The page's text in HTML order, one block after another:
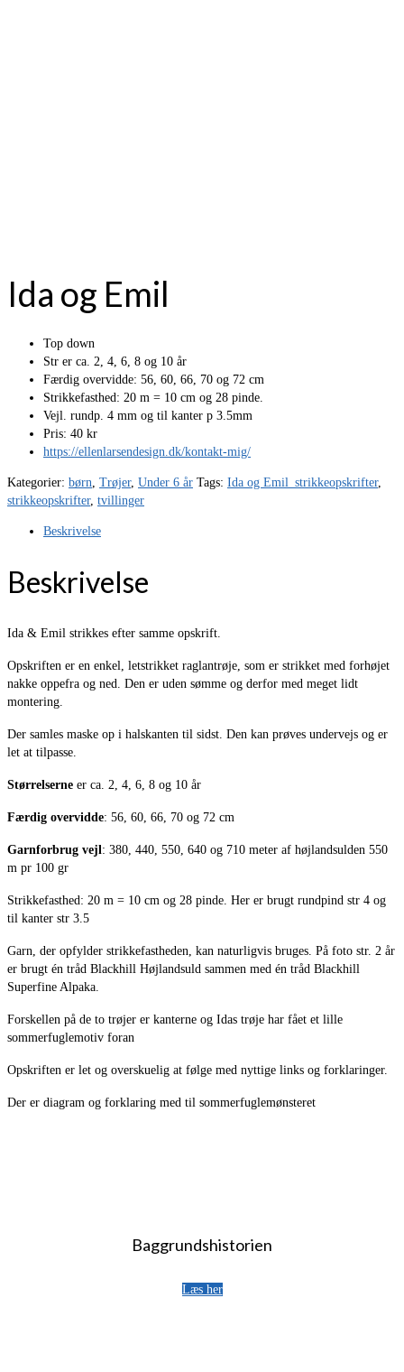
Ida og Emil
Top down
Str er ca. 2, 4, 6, 8 og 10 år
Færdig overvidde: 56, 60, 66, 70 og 72 cm
Strikkefasthed: 20 m = 10 cm og 28 pinde.
Vejl. rundp. 4 mm og til kanter p 3.5mm
Pris: 40 kr
https://ellenlarsendesign.dk/kontakt-mig/
Kategorier: børn Trøjer, Under 6 år Tags: Ida og Emil_strikkeopskrifter,
strikkeopskrifter, tvillinger
Beskrivelse
Beskrivelse
Ida & Emil strikkes efter samme opskrift.
Opskriften er en enkel, letstrikket raglantrøje, som er strikket med forhøjet
nakke oppefra og ned. Den er uden sømme og derfor med meget lidt
montering.
Der samles maske op i halskanten til sidst. Den kan prøves undervejs og er
let at tilpasse.
Størrelserne er ca. 2, 4, 6, 8 og 10 år
Færdig overvidde: 56, 60, 66, 70 og 72 cm
Garnforbrug vejl: 380, 440, 550, 640 og 710 meter af højlandsulden 550
m pr 100 gr
Strikkefasthed: 20 m = 10 cm og 28 pinde. Her er brugt rundpind str 4 og
til kanter str 3.5
Garn, der opfylder strikkefastheden, kan naturligvis bruges. På foto str. 2 år
er brugt én tråd Blackhill Højlandsuld sammen med én tråd Blackhill
Superfine Alpaka.
Forskellen på de to trøjer er kanterne og Idas trøje har fået et lille
sommerfuglemotiv foran
Opskriften er let og overskuelig at følge med nyttige links og forklaringer.
Der er diagram og forklaring med til sommerfuglemønsteret
Baggrundshistorien
Læs her